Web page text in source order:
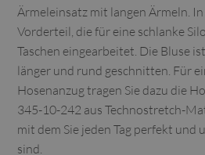
Ärmeleinsatz mit langen Ärmeln.
Vorderteil, die für eine schlanke
Taschen eingearbeitet. Die Bluse
länger und rund geschnitten. Für
Hosenanzug tragen Sie dazu die
345-10-242 aus Technostretch-
mit dem Sie jeden Tag perfekt
sind.